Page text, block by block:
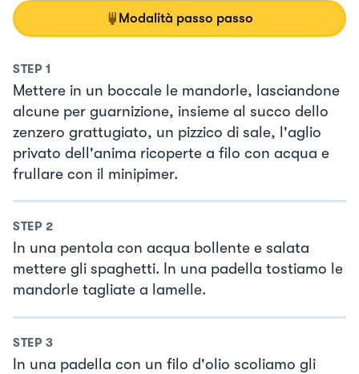
Modalità passo passo
STEP 1
Mettere in un boccale le mandorle, lasciandone
alcune per guarnizione, insieme al succo dello
zenzero grattugiato, un pizzico di sale, l'aglio
privato dell'anima ricoperte a filo con acqua e
frullare con il minipimer.
STEP 2
In una pentola con acqua bollente e salata
mettere gli spaghetti. In una padella tostiamo le
mandorle tagliate a lamelle.
STEP 3
In una padella con un filo d'olio scoliamo gli